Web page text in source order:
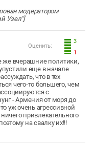
модератором
Узел"]
3
1
Оценить:
же вчерашние политики,
еще в начале
что в тех
чего-то большего, чем
с
- Армения от моря до
уж очень агрессивной
привлекательного
на свалку их!!!